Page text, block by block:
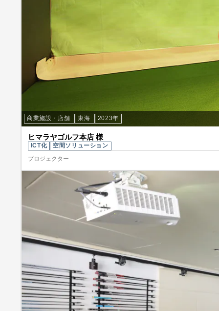
商業施設・店舗 東海 2023年
ヒマラヤゴルフ本店 様
ICT化
空間ソリューション
プロジェクター